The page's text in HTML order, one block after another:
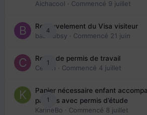
Aichacool · Commencé 9 juillet
4
Renouvelement du Visa visiteur
babibubsy · Commencé 21 juin
1
Refus de permis de travail
Cedbri · Commencé 4 juillet
1
Papier nécessaire enfant
parents avec permis d’étude
KarineBo · Commencé 8 juillet